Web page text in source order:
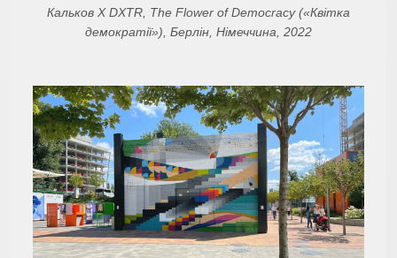
Кальков X DXTR, The Flower of Democracy («Квітка
демократії»), Берлін, Німеччина, 2022